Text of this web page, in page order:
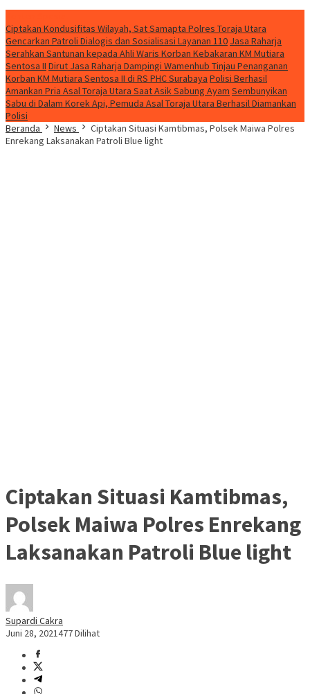
Ciptakan Kondusifitas Wilayah, Sat Samapta Polres Toraja Utara
Gencarkan Patroli Dialogis dan Sosialisasi Layanan 110 Jasa Raharja
Serahkan Santunan kepada Ahli Waris Korban Kebakaran KM Mutiara
Sentosa II Dirut Jasa Raharja Dampingi Wamenhub Tinjau Penanganan
Korban KM Mutiara Sentosa II di RS PHC Surabaya Polisi Berhasil
Amankan Pria Asal Toraja Utara Saat Asik Sabung Ayam Sembunyikan
Sabu di Dalam Korek Api, Pemuda Asal Toraja Utara Berhasil Diamankan
Polisi
Beranda
News
Ciptakan Situasi Kamtibmas, Polsek Maiwa Polres
Enrekang Laksanakan Patroli Blue light
Ciptakan Situasi Kamtibmas,
Polsek Maiwa Polres Enrekang
Laksanakan Patroli Blue light
Supardi Cakra
Juni 28, 2021477 Dilihat